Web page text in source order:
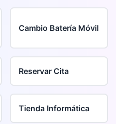
Cambio Batería Móvil
Reservar Cita
Tienda Informática